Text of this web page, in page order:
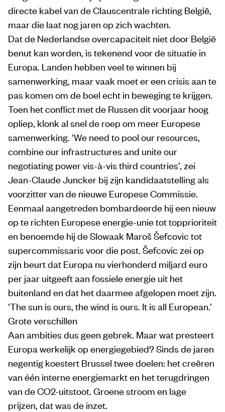
directe kabel van de Clauscentrale richting België,
maar die laat nog jaren op zich wachten.
Dat de Nederlandse overcapaciteit niet door België
benut kan worden, is tekenend voor de situatie in
Europa. Landen hebben veel te winnen bij
samenwerking, maar vaak moet er een crisis aan te
pas komen om de boel echt in beweging te krijgen.
Toen het conflict met de Russen dit voorjaar hoog
opliep, klonk al snel de roep om meer Europese
samenwerking. ‘We need to pool our resources,
combine our infrastructures and unite our
negotiating power vis-à-vis third countries’, zei
Jean-Claude Juncker bij zijn kandidaatstelling als
voorzitter van de nieuwe Europese Commissie.
Eenmaal aangetreden bombardeerde hij een nieuw
op te richten Europese energie-unie tot topprioriteit
en benoemde hij de Slowaak Maroš Šefcovic tot
supercommissaris voor die post. Šefcovic zei op
zijn beurt dat Europa nu vierhonderd miljard euro
per jaar uitgeeft aan fossiele energie uit het
buitenland en dat het daarmee afgelopen moet zijn.
‘The sun is ours, the wind is ours. It is all European.’
Grote verschillen
Aan ambities dus geen gebrek. Maar wat presteert
Europa werkelijk op energiegebied? Sinds de jaren
negentig koestert Brussel twee doelen: het creëren
van één interne energiemarkt en het terugdringen
van de CO2-uitstoot. Groene stroom en lage
prijzen, dat was de inzet.